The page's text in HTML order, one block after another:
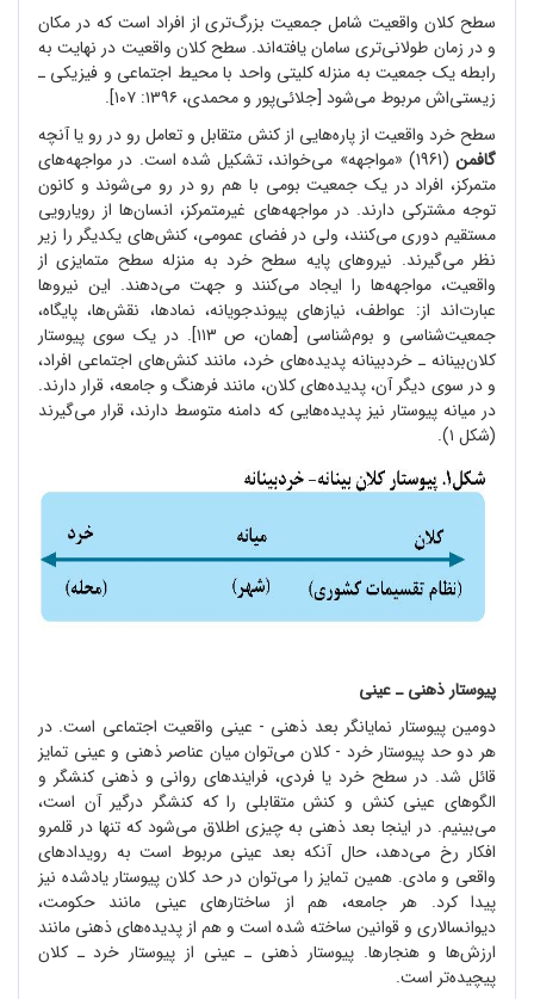
سطح کلان واقعیت شامل جمعیت بزرگتری از افراد است که در مکان
و در زمان طولانیتری سامان یافتهاند. سطح کلان واقعیت در نهایت به
رابطه یک جمعیت به منزله کلیتی واحد با محیط اجتماعی و فیزیکی ـ
زیستیاش مربوط میشود [جلائیپور و محمدی، ۱۳۹۶: ۱۰۷].
سطح خرد واقعیت از پارههایی از کنش متقابل و تعامل رو در رو یا آنچه
گافمن (1961) «مواجهه» می خواند، تشکیل شده است. در مواجهههای
متمرکز، افراد در یک جمعیت بومی با هم رو در رو میشوند و کانون
توجه مشترکی دارند. در مواجهههای غیرمتمرکز، انسانها از رویارویی
مستقیم دوری میکنند، ولی در فضای عمومی، کنشهای یکدیگر را زیر
نظر میگیرند. نیروهای پایه سطح خرد به منزله سطح متمایزی از
واقعیت، مواجههها را ایجاد میکنند و جهت میدهند. این نیروها
عبارتاند از: عواطف، نیازهای پیوندجویانه، نمادها، نقشها، پایگاه،
جمعیتشناسی و بوم
شناسی [همان، ص ۱۱۳]. در یک سوی پیوستار
کلانبینانه ـ خردبینانه پدیدههای خرد، مانند کنشهای اجتماعی افراد،
و در سوی دیگر آن، پدیدههای کلان، مانند فرهنگ و جامعه، قرار دارند.
در میانه پیوستار نیز پدیدههایی که دامنه متوسط دارند، قرار میگیرند
(شکل ۱).
پیوستار ذهنی ـ عینی
دومین پیوستار نمایانگر بعد ذهنی - عینی واقعیت اجتماعی است. در
هر دو حد پیوستار خرد - کلان میتوان میان عناصر ذهنی و عینی تمایز
قائل شد. در سطح خرد یا فردی، فرایندهای روانی و ذهنی کنشگر و
الگوهای عینی کنش و کنش متقابلی را که کنشگر درگیر آن است،
میبینیم. در اینجا بعد ذهنی به چیزی اطلاق میشود که تنها در قلمرو
افکار رخ میدهد، حال آنکه بعد عینی مربوط است به رویدادهای
واقعی و مادی. همین تمایز را میتوان در حد کلان پیوستار یادشده نیز
پیدا کرد. هر جامعه، هم از ساختارهای عینی مانند حکومت،
دیوانسالاری و قوانین ساخته شده است و هم از پدیدههای ذهنی مانند
ارزشها و هنجارها. پیوستار ذهنی ـ عینی از پیوستار خرد ـ کلان
پیچیدهتر است.